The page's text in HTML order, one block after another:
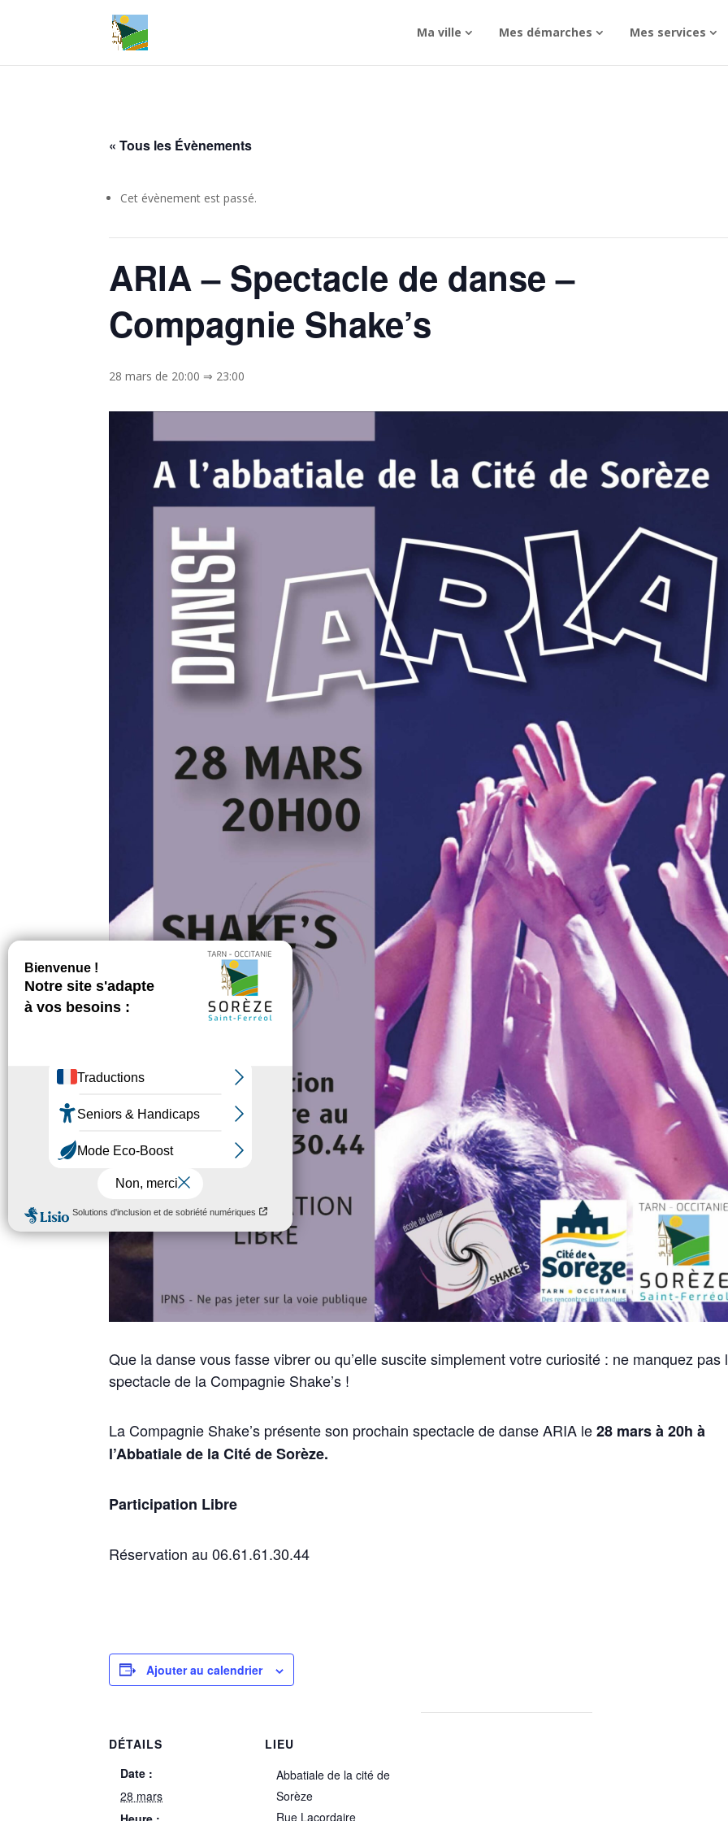
Ma ville Mes démarches Mes services
« Tous les Évènements
Cet évènement est passé.
ARIA – Spectacle de danse –
Compagnie Shake’s
28 mars de 20:00 ⇒ 23:00
Que la danse vous fasse vibrer ou qu’elle suscite simplement votre curiosité : ne manquez pas
spectacle de la Compagnie Shake’s !
La Compagnie Shake’s présente son prochain spectacle de danse ARIA le28 mars à 20h à
l’Abbatiale de la Cité de Sorèze.
Participation Libre
Réservation au 06.61.61.30.44
Ajouter au calendrier
DÉTAILS
Date :
28 mars
LIEU
Abbatiale de la cité de
Sorèze
Rue Lacordaire